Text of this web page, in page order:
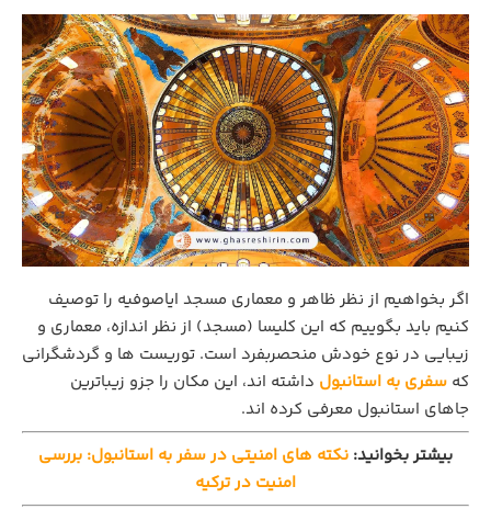
اگر بخواهیم از نظر ظاهر و معماری مسجد ایاصوفیه را توصیف
کنیم باید بگوییم که این کلیسا (مسجد) از نظر اندازه، معماری و
زیبایی در نوع خودش منحصربفرد است. توریست ها و گردشگرانی
که سفری به استانبول داشته اند، این مکان را جزو زیباترین
جاهای استانبول معرفی کرده اند.
بیشتر بخوانید: نکته های امنیتی در سفر به استانبول: بررسی
امنیت در ترکیه